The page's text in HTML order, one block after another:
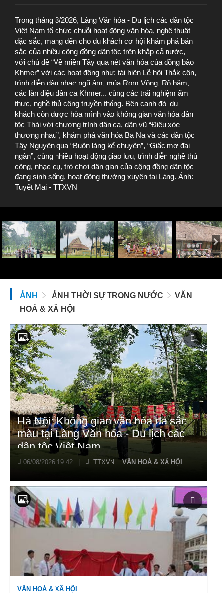
Trong tháng 8/2026, Làng Văn hóa - Du lịch các dân tộc
Việt Nam tổ chức chuỗi hoạt động văn hóa, nghệ thuật
đặc sắc, mang đến cho du khách cơ hội khám phá bản
sắc của nhiều cộng đồng dân tộc trên khắp cả nước,
với chủ đề “Về miền Tây qua nét văn hóa của đồng bào
Khmer” với các hoạt động như: tái hiện Lễ hội Thắk côn,
trình diễn dàn nhạc ngũ âm, múa Rom Vông, Rô băm,
các làn điệu dân ca Khmer... cùng các trải nghiệm ẩm
thực, nghề thủ công truyền thống. Bên cạnh đó, du
khách còn được hòa mình vào không gian văn hóa dân
tộc Thái với chương trình dân ca, dân vũ “Điệu xòe
thương nhau”, khám phá văn hóa Ba Na và các dân tộc
Tây Nguyên qua “Buôn làng kể chuyện”, “Giấc mơ đại
ngàn”, cùng nhiều hoạt động giao lưu, trình diễn nghề thủ
công, nhạc cụ, trò chơi dân gian của cộng đồng dân tộc
đang sinh sống, hoạt động thường xuyên tại Làng. Ảnh:
Tuyết Mai - TTXVN
ẢNH ẢNH THỜI SỰ TRONG NƯỚC
VĂN
HOÁ & XÃ HỘI
Hà Nội: Không gian văn hóa đa sắc
màu tại Làng Văn hóa - Du lịch các
dân tộc Việt Nam
06/08/2026 19:42 TTXVN VĂN HOÁ & XÃ HỘI
VĂN HOÁ & XÃ HỘI